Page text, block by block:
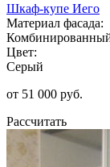
Шкаф-купе Иего
Материал фасада:
Цвет:
Серый
от 51 000 руб.
Рассчитать